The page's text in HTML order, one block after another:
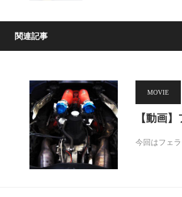
関連記事
MOVIE
【動画
今回はフェ